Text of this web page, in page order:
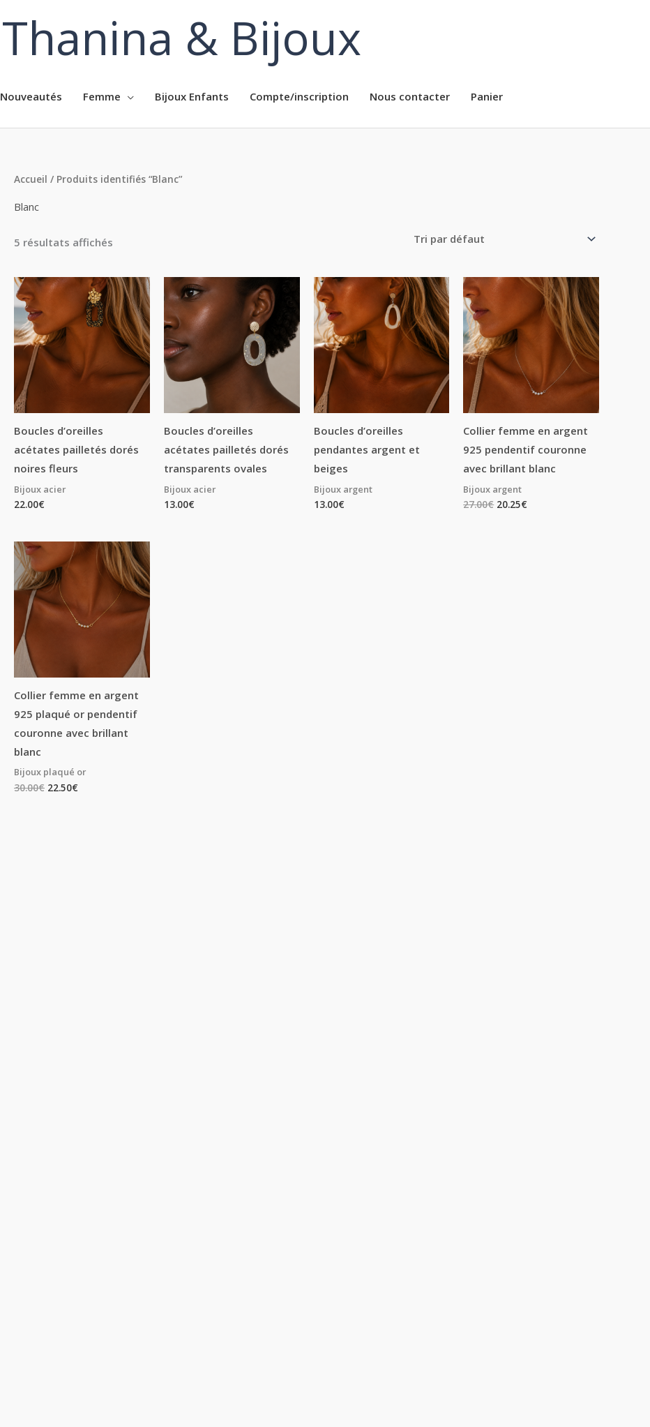
Thanina & Bijoux
Nouveautés Femme Bijoux Enfants Compte/inscription Nous contacter Panier
Accueil / Produits identifiés “Blanc”
Blanc
5 résultats affichés
Boucles d’oreilles
acétates pailletés dorés
noires fleurs
Bijoux acier
22.00€
Boucles d’oreilles
acétates pailletés dorés
transparents ovales
Bijoux acier
13.00€
Boucles d’oreilles
pendantes argent et
beiges
Bijoux argent
13.00€
Collier femme en argent
925 pendentif couronne
avec brillant blanc
Bijoux argent
27.00€ 20.25€
Collier femme en argent
925 plaqué or pendentif
couronne avec brillant
blanc
Bijoux plaqué or
30.00€ 22.50€